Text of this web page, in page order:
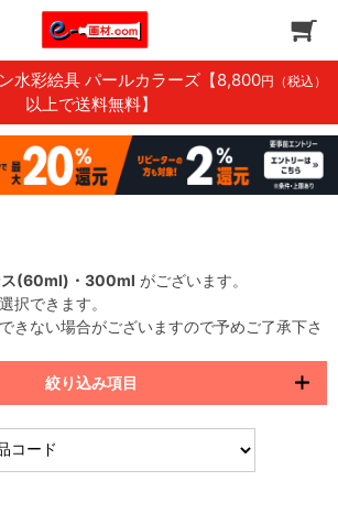
水彩絵具 パールカラーズ 【8,800円（税込）
以上で送料無料】
(60ml)・300ml がございます。
択できます。
きない場合がございますので予めご了承下さ
絞り込み項目